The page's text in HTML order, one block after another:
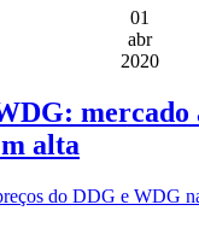
01
abr
2020
mercado
alta
do DDG e WDG